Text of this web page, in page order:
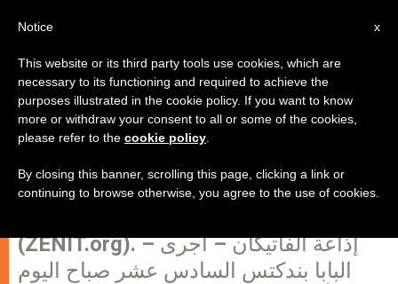
البابا بندكتس السادس عشر في
مقابلته العامة: الله لا يتركنا أبدا
(ZENIT.org). – إذاعة الفاتيكان – أجرى
البابا بندكتس السادس عشر صباح اليوم
x
Notice
This website or its third party tools use cookies, which are
necessary to its functioning and required to achieve the
purposes illustrated in the cookie policy. If you want to know
more or withdraw your consent to all or some of the cookies,
please refer to the cookie policy
By closing this banner, scrolling this page, clicking a link or
continuing to browse otherwise, you agree to the use of cookies.